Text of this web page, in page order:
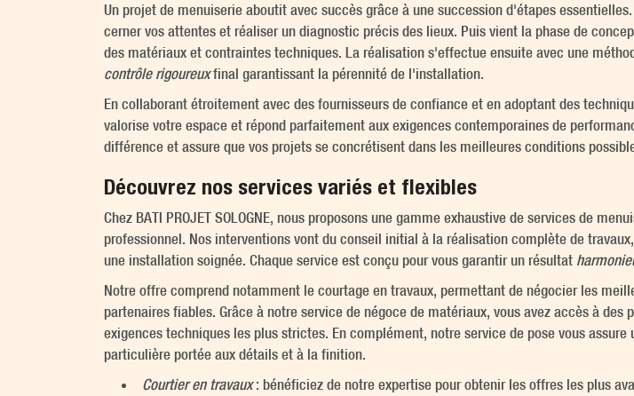
Un projet de menuiserie aboutit avec succès grâce à une succession d'étapes
cerner vos attentes et réaliser un diagnostic précis des lieux. Puis vient la phase de
des matériaux et contraintes techniques. La réalisation s'effectue ensuite avec une
contrôle rigoureuxfinal garantissant la pérennité de l'installation.
En collaborant étroitement avec des fournisseurs de confiance et en adoptant des
valorise votre espace et répond parfaitement aux exigences contemporaines de
différence et assure que vos projets se concrétisent dans les meilleures conditions
Découvrez nos services variés et flexibles
Chez BATI PROJET SOLOGNE, nous proposons une gamme exhaustive de services de
professionnel. Nos interventions vont du conseil initial à la réalisation complète de
une installation soignée. Chaque service est conçu pour vous garantir un résultat
Notre offre comprend notamment le courtage en travaux, permettant de négocier les
partenaires fiables. Grâce à notre service de négoce de matériaux, vous avez accès à
exigences techniques les plus strictes. En complément, notre service de pose vous
particulière portée aux détails et à la finition.
Courtier en travaux: bénéficiez de notre expertise pour obtenir les offres les plus